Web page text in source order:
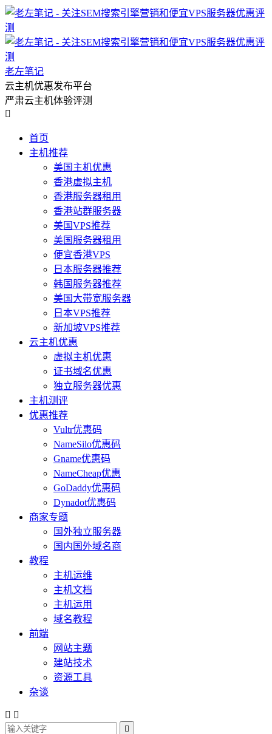
老左笔记
云主机优惠发布平台
严肃云主机体验评测

首页
主机推荐
美国主机优惠
香港虚拟主机
香港服务器租用
香港站群服务器
美国VPS推荐
美国服务器租用
便宜香港VPS
日本服务器推荐
韩国服务器推荐
美国大带宽服务器
日本VPS推荐
新加坡VPS推荐
云主机优惠
虚拟主机优惠
证书域名优惠
独立服务器优惠
主机测评
优惠推荐
Vultr优惠码
NameSilo优惠码
Gname优惠码
NameCheap优惠
GoDaddy优惠码
Dynadot优惠码
商家专题
国外独立服务器
国内国外域名商
教程
主机运维
主机文档
主机运用
域名教程
前端
网站主题
建站技术
资源工具
杂谈
 
